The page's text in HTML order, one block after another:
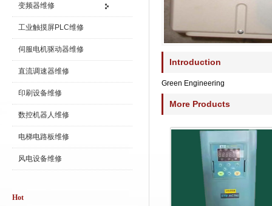
变频器维修
工业触摸屏PLC维修
伺服电机驱动器维修
直流调速器维修
印刷设备维修
数控机器人维修
电梯电路板维修
风电设备维修
Hot
Introduction
Green Engineering
More Products